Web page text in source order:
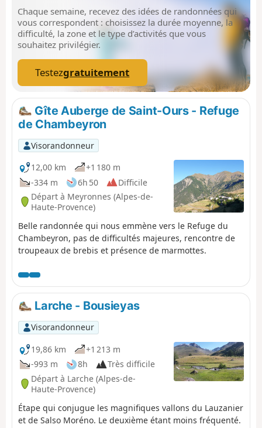
Chaque semaine, recevez des idées de randonnées qui
vous correspondent : choisissez la durée moyenne, la
difficulté, la zone et le type d’activités que vous
souhaitez privilégier.
Testezgratuitement
Gîte Auberge de Saint-Ours - Refuge
de Chambeyron
Visorandonneur
12,00 km
+1 180 m
-334 m
6h 50
Difficile
Départ à Meyronnes (Alpes-de-
Haute-Provence)
Belle randonnée qui nous emmène vers le Refuge du
Chambeyron, pas de difficultés majeures, rencontre de
troupeaux de brebis et présence de marmottes.
Larche - Bousieyas
Visorandonneur
19,86 km
+1 213 m
-993 m
8h
Très difficile
Départ à Larche (Alpes-de-
Haute-Provence)
Étape qui conjugue les magnifiques vallons du Lauzanier
et de Salso Moréno. Le deuxième étant moins fréquenté.